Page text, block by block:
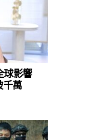
球影響
千萬